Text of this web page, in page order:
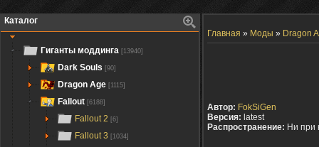
Каталог
Гиганты моддинга [13940]
Dark Souls [90]
Dragon Age [1115]
Fallout [6188]
Fallout 2 [6]
Fallout 3 [1034]
Главная » Моды » Dragon
Автор: FokSiGen
Версия: latest
Распространение: Ни при